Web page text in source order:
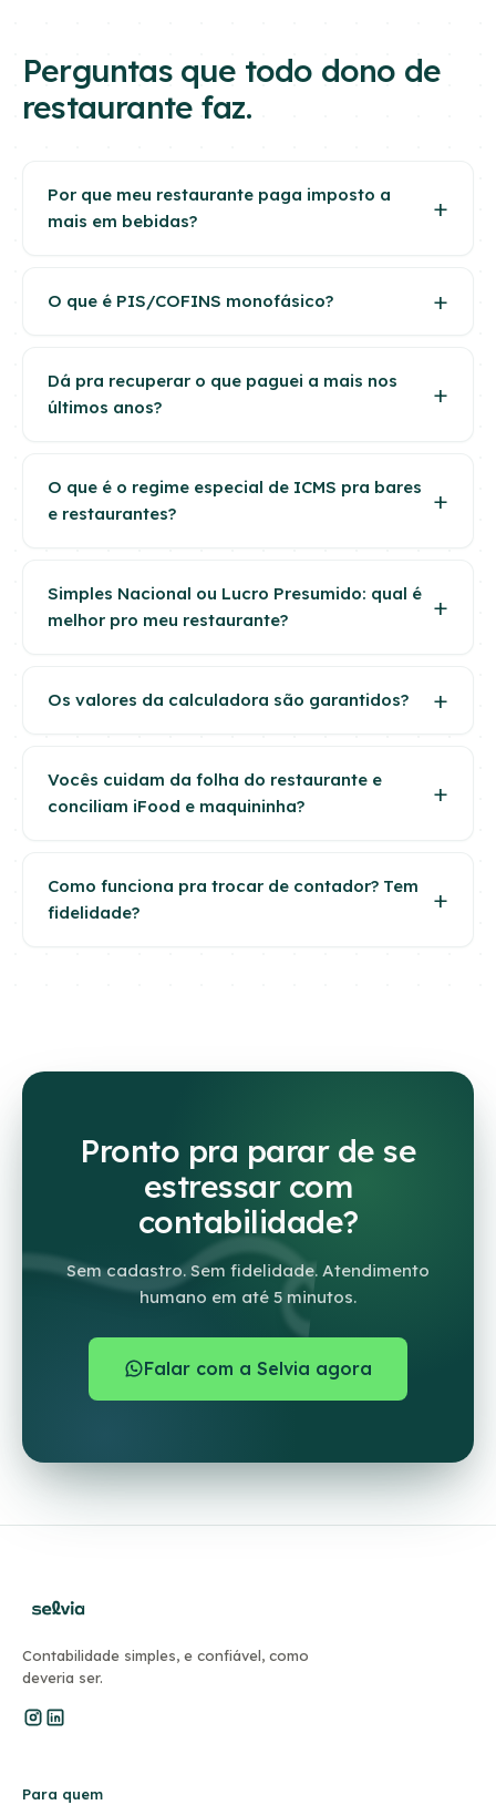
Perguntas que todo dono de
restaurante faz.
Por que meu restaurante paga imposto a
mais em bebidas?
O que é PIS/COFINS monofásico?
Dá pra recuperar o que paguei a mais nos
últimos anos?
O que é o regime especial de ICMS pra bares
e restaurantes?
Simples Nacional ou Lucro Presumido: qual é
melhor pro meu restaurante?
Os valores da calculadora são garantidos?
Vocês cuidam da folha do restaurante e
conciliam iFood e maquininha?
Como funciona pra trocar de contador? Tem
fidelidade?
Pronto pra parar de se
estressar com
contabilidade?
Sem cadastro. Sem fidelidade. Atendimento
humano em até 5 minutos.
Falar com a Selvia agora
Contabilidade simples, e confiável, como
deveria ser.
Para quem